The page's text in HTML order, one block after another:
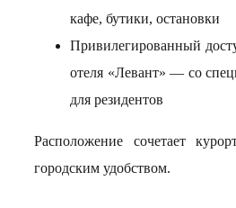
кафе, бутики, остановки
Привилегированный
отеля «Левант» — со
для резидентов
Расположение сочетает
городским удобством.